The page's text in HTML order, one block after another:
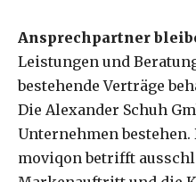
Ansprechpartner
Leistungen und
bestehende Verträge
Die Alexander Schuh
Unternehmen
moviqon betrifft